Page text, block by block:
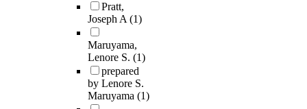
Pratt,
Joseph A(1)
Maruyama,
Lenore S. (1)
prepared
by Lenore S.
Maruyama (1)